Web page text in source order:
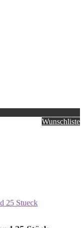
Wunschliste